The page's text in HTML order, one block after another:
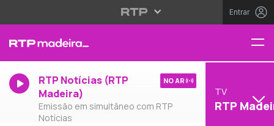
Entrar
RTP Notícias (RTP
Madeira)
Emissão em simultâneo com RTP
Notícias
NO AR
TV
RTP